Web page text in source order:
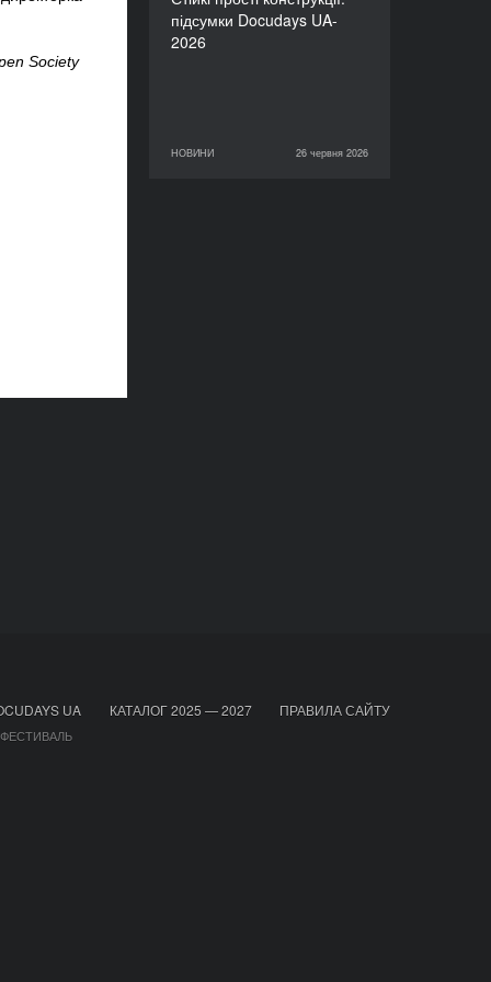
Society
підсумки Docudays UA-
2026
НОВИНИ 26 червня 2026
НОВИНИ
26 червня 2026
UA КАТАЛОГ 2025 — 2027 ПРАВИЛА САЙТУ